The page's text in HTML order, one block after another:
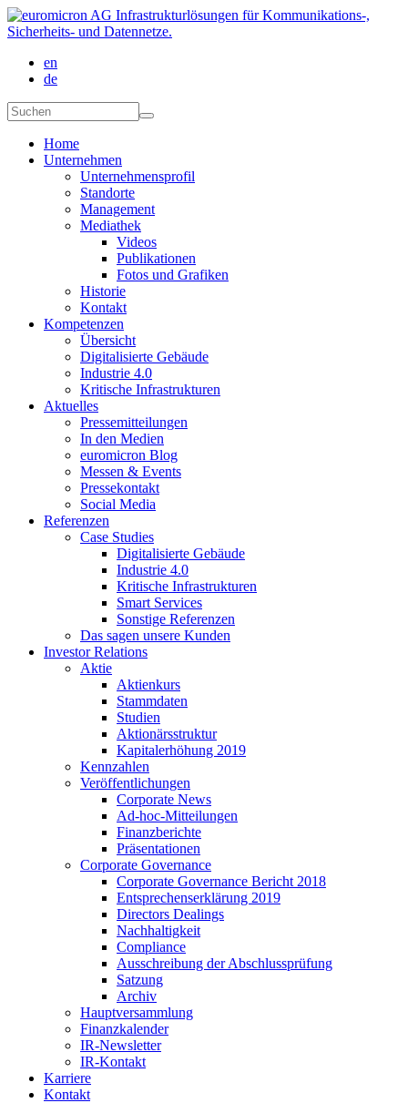
Direkt zum Inhalt
en
de
Home
Unternehmen
Unternehmensprofil
Standorte
Management
Mediathek
Videos
Publikationen
Fotos und Grafiken
Historie
Kontakt
Kompetenzen
Übersicht
Digitalisierte Gebäude
Industrie 4.0
Kritische Infrastrukturen
Aktuelles
Pressemitteilungen
In den Medien
euromicron Blog
Messen & Events
Pressekontakt
Social Media
Referenzen
Case Studies
Digitalisierte Gebäude
Industrie 4.0
Kritische Infrastrukturen
Smart Services
Sonstige Referenzen
Das sagen unsere Kunden
Investor Relations
Aktie
Aktienkurs
Stammdaten
Studien
Aktionärsstruktur
Kapitalerhöhung 2019
Kennzahlen
Veröffentlichungen
Corporate News
Ad-hoc-Mitteilungen
Finanzberichte
Präsentationen
Corporate Governance
Corporate Governance Bericht 2018
Entsprechenserklärung 2019
Directors Dealings
Nachhaltigkeit
Compliance
Ausschreibung der Abschlussprüfung
Satzung
Archiv
Hauptversammlung
Finanzkalender
IR-Newsletter
IR-Kontakt
Karriere
Kontakt